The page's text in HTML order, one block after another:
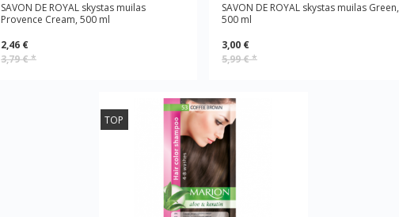
SAVON DE ROYAL skystas muilas
Provence Cream, 500 ml
2,46 €
3,79 €*
SAVON DE ROYAL skystas muilas Green,
500 ml
3,00 €
5,99 €*
TOP